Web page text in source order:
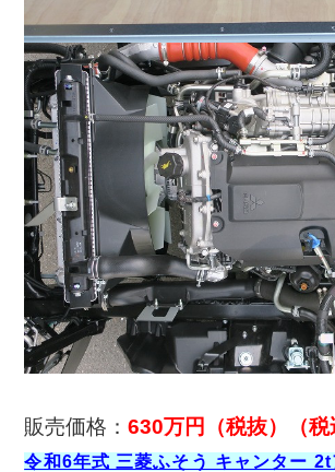
販売価格：630万円（税抜）（税
令和6年式 三菱ふそう キャンター